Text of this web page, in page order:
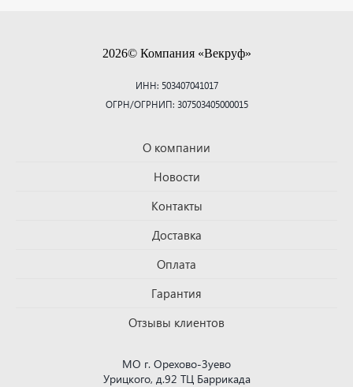
2026© Компания «Векруф»
ИНН: 503407041017
ОГРН/ОГРНИП: 307503405000015
О компании
Новости
Контакты
Доставка
Оплата
Гарантия
Отзывы клиентов
МО г. Орехово-Зуево
Урицкого, д.92 ТЦ Баррикада